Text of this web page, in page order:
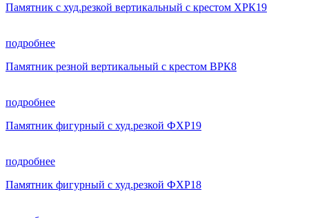
Памятник с худ.резкой вертикальный с крестом ХРК19
подробнее
Памятник резной вертикальный с крестом ВРК8
подробнее
Памятник фигурный с худ.резкой ФХР19
подробнее
Памятник фигурный с худ.резкой ФХР18